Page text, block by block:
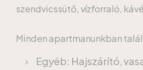
szendvicssütő, vízforraló,
Minden apartmanunkban
Egyéb: Hajszárító,